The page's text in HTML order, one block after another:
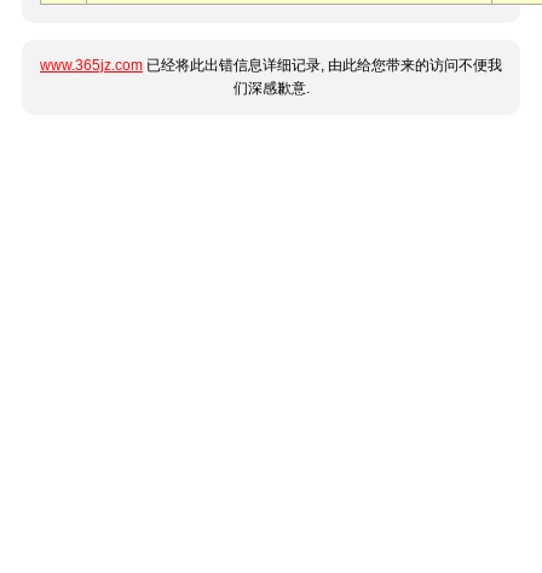
www.365jz.com 已经将此出错信息详细记录, 由此给您带来的访问不便我
们深感歉意.